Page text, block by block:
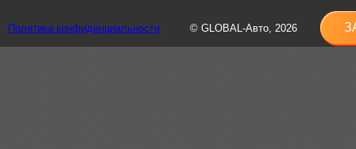
Политика конфиденциальности © GLOBAL-Авто, 2026